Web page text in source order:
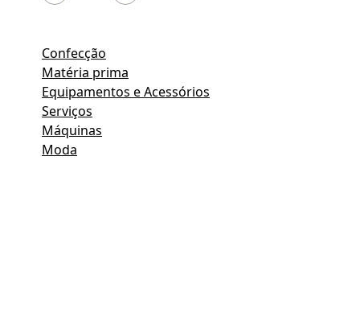
Confecção
Matéria prima
Equipamentos e Acessórios
Serviços
Máquinas
Moda